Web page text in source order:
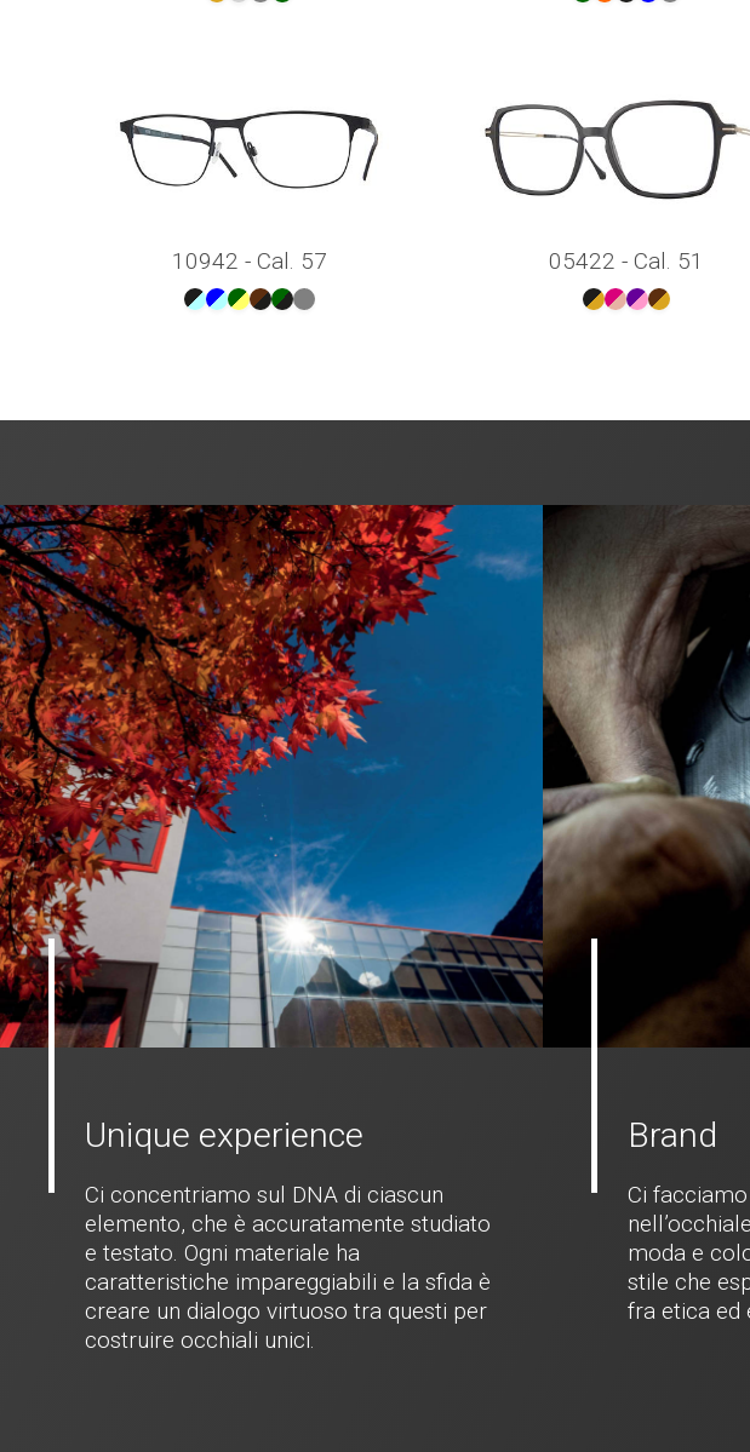
10942 - Cal. 57 05422 - Cal. 51
Unique experience
Ci concentriamo sul DNA di ciascun
elemento, che è accuratamente studiato
e testato. Ogni materiale ha
caratteristiche impareggiabili e la sfida è
creare un dialogo virtuoso tra questi per
costruire occhiali unici.
Brand
Ci
moda e
stile che
fra etica ed